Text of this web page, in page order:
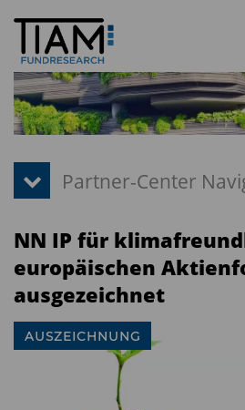
NN IP für
europäischen
ausgezeichnet
AUSZEICHNUNG